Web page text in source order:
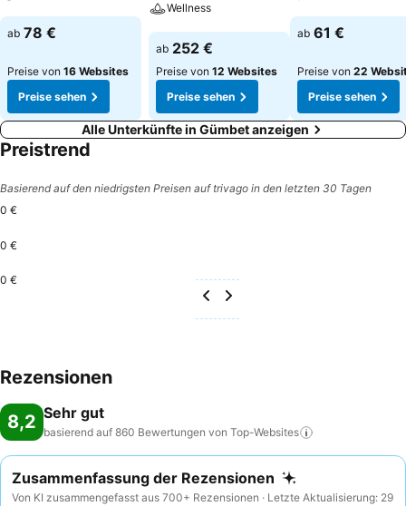
Preise sehen
ab 78 €
Preise von 16 Websites
Preise sehen
Wellness
Preise sehen
ab 252 €
Preise von 12 Websites
Preise sehen
Preise sehen
ab 61 €
Preise von 22
Preise sehen
Alle Unterkünfte in Gümbet anzeigen
Preistrend
Basierend auf den niedrigsten Preisen auf trivago in den letzten 30 Tagen
0 €
0 €
0 €
Rezensionen
8,2 Sehr gut
basierend auf 860 Bewertungen von Top-Websites
Zusammenfassung der Rezensionen
Von KI zusammengefasst aus 700+ Rezensionen · Letzte Aktualisierung: 29